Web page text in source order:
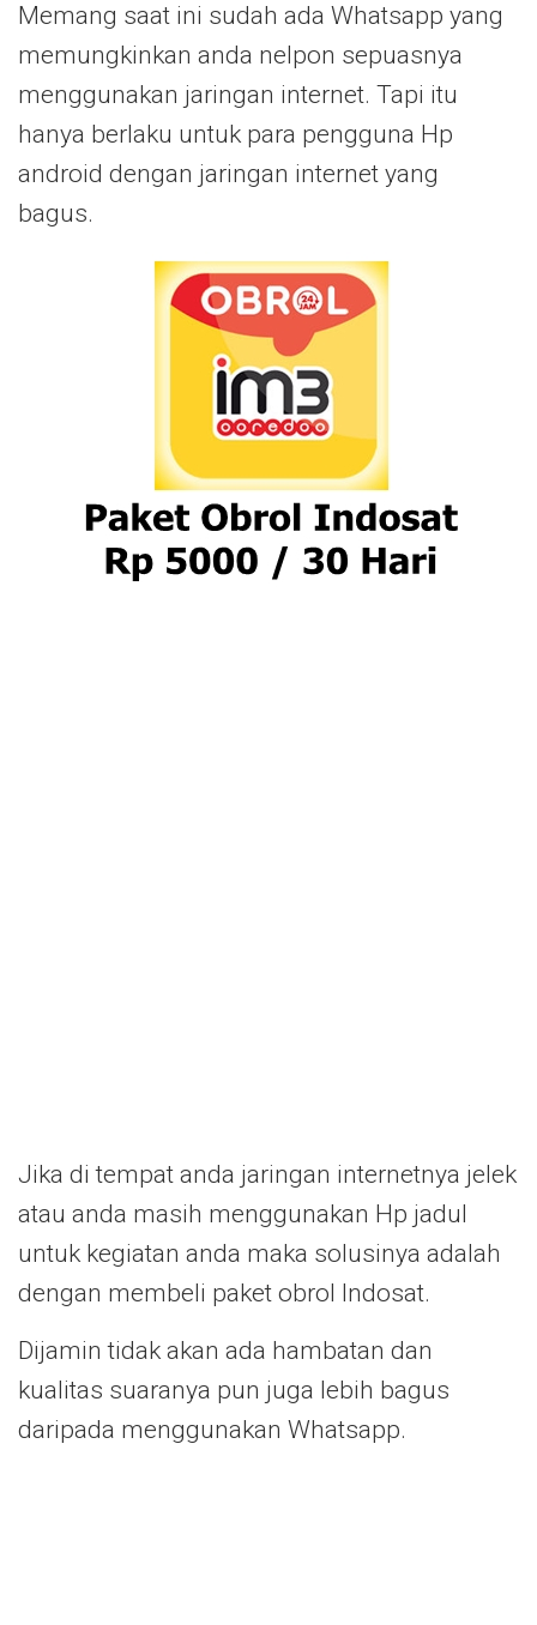
Memang saat ini sudah ada Whatsapp yang
memungkinkan anda nelpon sepuasnya
menggunakan jaringan internet. Tapi itu
hanya berlaku untuk para pengguna Hp
android dengan jaringan internet yang
bagus.
Jika di tempat anda jaringan internetnya jelek
atau anda masih menggunakan Hp jadul
untuk kegiatan anda maka solusinya adalah
dengan membeli paket obrol Indosat.
Dijamin tidak akan ada hambatan dan
kualitas suaranya pun juga lebih bagus
daripada menggunakan Whatsapp.